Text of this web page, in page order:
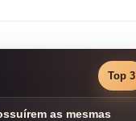
Top 3
as mesmas